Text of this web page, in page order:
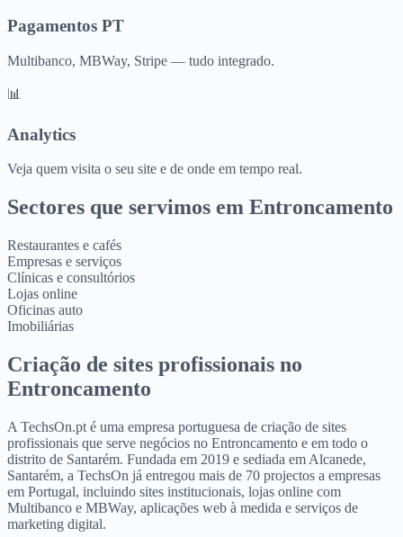
Pagamentos PT
Multibanco, MBWay, Stripe — tudo integrado.
📊
Analytics
Veja quem visita o seu site e de onde em tempo real.
Sectores que servimos em Entroncamento
Restaurantes e cafés
Empresas e serviços
Clínicas e consultórios
Lojas online
Oficinas auto
Imobiliárias
Criação de sites profissionais no
Entroncamento
A TechsOn.pt é uma empresa portuguesa de criação de sites
profissionais que serve negócios no Entroncamento e em todo o
distrito de Santarém. Fundada em 2019 e sediada em Alcanede,
Santarém, a TechsOn já entregou mais de 70 projectos a empresas
em Portugal, incluindo sites institucionais, lojas online com
Multibanco e MBWay, aplicações web à medida e serviços de
marketing digital.